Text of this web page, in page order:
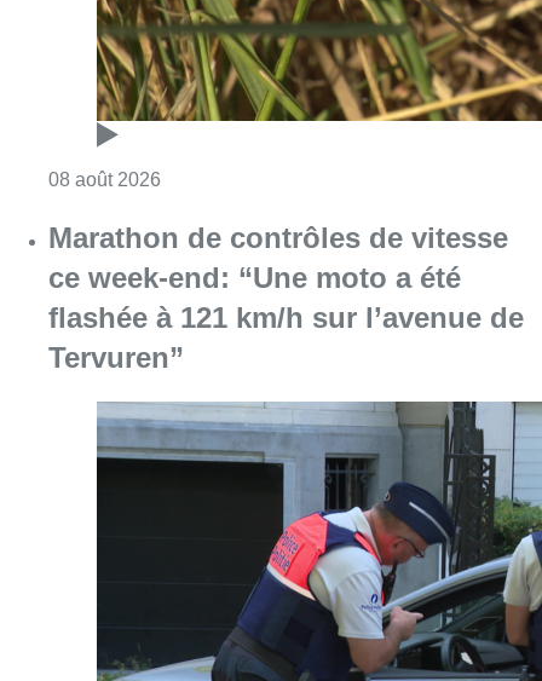
08 août 2026
Marathon de contrôles de vitesse
ce week-end: “Une moto a été
flashée à 121 km/h sur l’avenue de
Tervuren”